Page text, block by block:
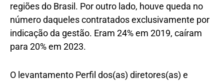
regiões do Brasil. Por outro lado, houve queda no
número daqueles contratados exclusivamente por
indicação da gestão. Eram 24% em 2019, caíram
para 20% em 2023.
O levantamento Perfil dos(as) diretores(as) e